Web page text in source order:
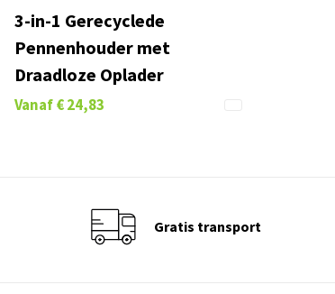
3-in-1 Gerecyclede
Pennenhouder met
Draadloze Oplader
Vanaf€ 24,83
Gratis transport